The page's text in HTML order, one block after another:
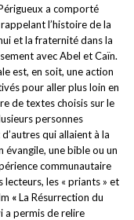
a comporté
l’histoire de la
et la fraternité dans la
avec Abel et Caïn.
est, en soit, une action
pour aller plus loin en
de textes choisis sur le
personnes
qui allaient à la
une bible ou un
communautaire
les « priants » et
«La Résurrection du
a permis de relire